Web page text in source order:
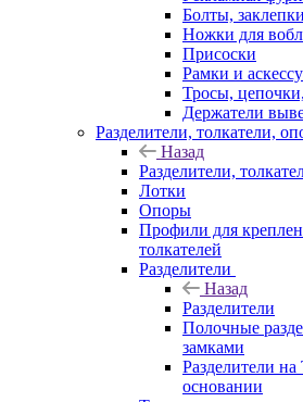
Болты,
Ножки для
Присоски
Рамки и
Тросы,
Держатели
Разделители, толкатели,
Назад
Разделители,
Лотки
Опоры
Профили для
толкателей
Разделители
Назад
Разделители
Полочные
замками
Разделители
основании